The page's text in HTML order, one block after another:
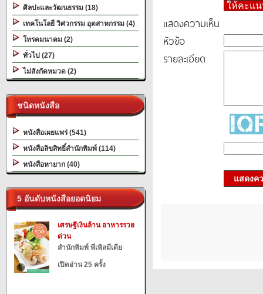
ศิลปะและวัฒนธรรม (18)
เทคโนโลยี วิศวกรรม อุตสาหกรรม (4)
โทรคมนาคม (2)
ทั่วไป (27)
ไม่สังกัดหมวด (2)
ชนิดหนังสือ
หนังสือเผยแพร่ (541)
หนังสือลิขสิทธิ์สำนักพิมพ์ (114)
หนังสือหายาก (40)
5 อันดับหนังสือยอดนิยม
เศรษฐีเงินล้าน อาหารรวย
ด่วน
สำนักพิมพ์ พีเพิลมีเดีย
เปิดอ่าน 25 ครั้ง
ให้คะแ
แสดงความเห็น
หัวข้อ
รายละเอียด
แสดงค